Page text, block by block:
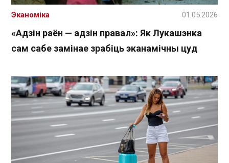
«Адзін раён — адзін правал»: Як Лукашэнка
сам сабе замінае зрабіць эканамічны цуд
Эканоміка 01.05.2026